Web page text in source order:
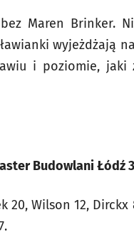
Maren Brinker.
wyjeżdżają
i poziomie,
Budowlani Łódź
20, Wilson 12,